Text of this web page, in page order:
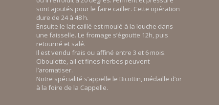
sont ajoutés pour le faire cailler. Cette opération
dure de 24 à 48 h.
Ensuite le lait caillé est moulé à la louche dans
une faisselle. Le fromage s’égoutte 12h, puis
retourné et salé.
Il est vendu frais ou affiné entre 3 et 6 mois.
Ciboulette, ail et fines herbes peuvent
l’aromatiser.
Notre spécialité s’appelle le Bicottin, médaille d’or
à la foire de la Cappelle.